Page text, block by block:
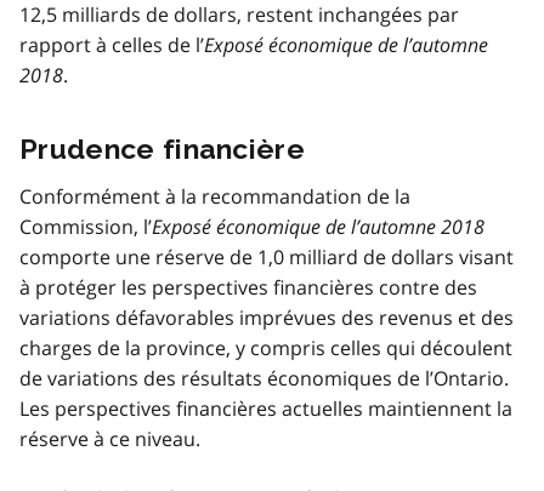
12,5 milliards de dollars, restent inchangées par
rapport à celles de l’Exposé économique de l’automne
2018.
Prudence financière
Conformément à la recommandation de la
Commission, l’Exposé économique de l’automne 2018
comporte une réserve de 1,0 milliard de dollars visant
à protéger les perspectives financières contre des
variations défavorables imprévues des revenus et des
charges de la province, y compris celles qui découlent
de variations des résultats économiques de l’Ontario.
Les perspectives financières actuelles maintiennent la
réserve à ce niveau.